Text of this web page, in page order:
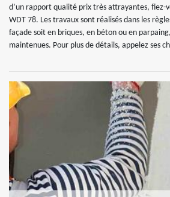
d’un rapport qualité prix très attrayantes, fiez-
WDT 78. Les travaux sont réalisés dans les
façade soit en briques, en béton ou en
maintenues. Pour plus de détails, appelez ses